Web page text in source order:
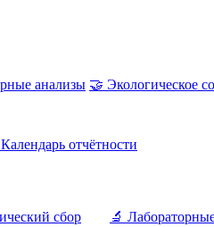
анализы 🤝 Экологическое
отчётности
сбор 🔬